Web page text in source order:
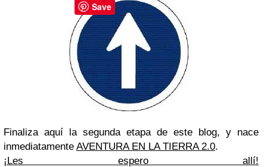
Finaliza aquí la segunda etapa de este blog, y nace
inmediatamente AVENTURA EN LA TIERRA 2.0.
¡Les espero allí!
Save